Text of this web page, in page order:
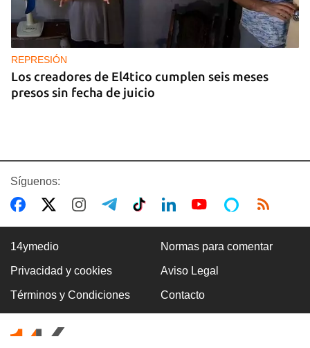
REPRESIÓN
Los creadores de El4tico cumplen seis meses
presos sin fecha de juicio
BANCARIZACIÓN
La ausencia de un mercado de divisas operativo
explica la escasez de efectivo en moneda
Síguenos:
14ymedio Normas para comentar
Privacidad y cookies Aviso Legal
Términos y Condiciones Contacto